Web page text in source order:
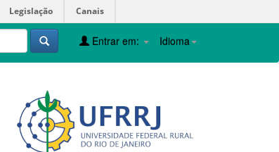
Legislação Canais
Idioma
Entrar em: